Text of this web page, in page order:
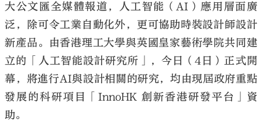
大公文匯全媒體報道，人工智能（AI）應用層面廣
泛，除可令工業自動化外，更可協助時裝設計師設計
新產品。由香港理工大學與英國皇家藝術學院共同建
立的「人工智能設計研究所」，今日（4日）正式開
幕，將進行AI與設計相關的研究，均由現屆政府重點
發展的科研項目「InnoHK 創新香港研發平台」資
助。